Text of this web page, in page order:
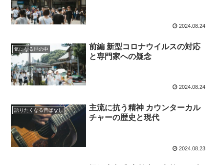
2024.08.24
気になる世の中
前編 新型コロナウイルスの対応
と専門家への疑念
2024.08.24
語りたくなる昔ばなし
主流に抗う精神 カウンターカル
チャーの歴史と現代
2024.08.23